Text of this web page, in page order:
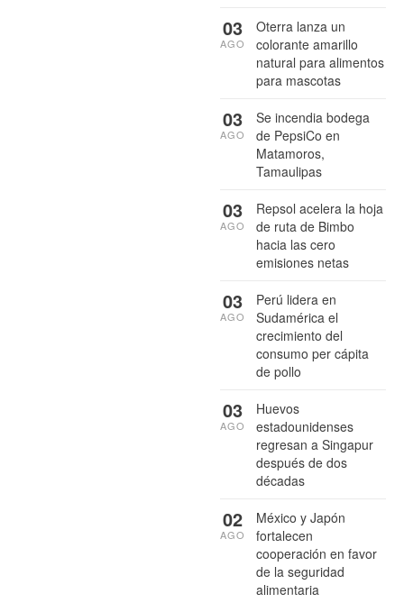
Oterra lanza un
colorante amarillo
natural para alimentos
para mascotas
03
AGO
Se incendia bodega
de PepsiCo en
Matamoros,
Tamaulipas
03
AGO
Repsol acelera la hoja
de ruta de Bimbo
hacia las cero
emisiones netas
03
AGO
Perú lidera en
Sudamérica el
crecimiento del
consumo per cápita
de pollo
03
AGO
Huevos
estadounidenses
regresan a Singapur
después de dos
décadas
03
AGO
México y Japón
fortalecen
cooperación en favor
de la seguridad
alimentaria
02
AGO